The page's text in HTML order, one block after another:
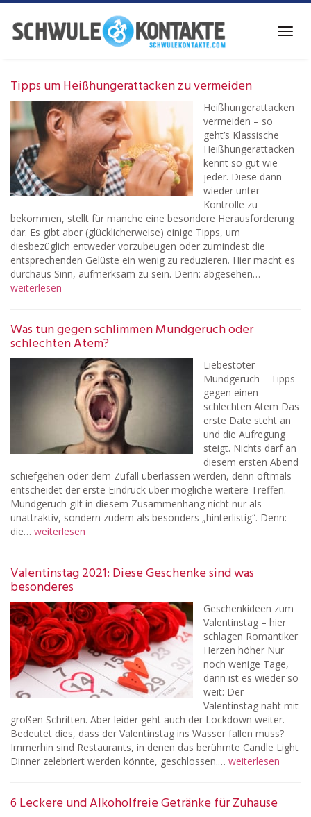
Skip
main
Tipps um Heißhungerattacken zu vermeiden
Heißhungerattacken
vermeiden – so
geht’s Klassische
Heißhungerattacken
kennt so gut wie
jeder. Diese dann
wieder unter
Kontrolle zu
bekommen, stellt für manche eine besondere Herausforderung
dar. Es gibt aber (glücklicherweise) einige Tipps, um
diesbezüglich entweder vorzubeugen oder zumindest die
entsprechenden Gelüste ein wenig zu reduzieren. Hier macht es
durchaus Sinn, aufmerksam zu sein. Denn: abgesehen…
weiterlesen
Was tun gegen schlimmen Mundgeruch oder
schlechten Atem?
Liebestöter
Mundgeruch – Tipps
gegen einen
schlechten Atem Das
erste Date steht an
und die Aufregung
steigt. Nichts darf an
diesem ersten Abend
schiefgehen oder dem Zufall überlassen werden, denn oftmals
entscheidet der erste Eindruck über mögliche weitere Treffen.
Mundgeruch gilt in diesem Zusammenhang nicht nur als
unattraktiv, sondern zudem als besonders „hinterlistig“. Denn:
die… weiterlesen
Valentinstag 2021: Diese Geschenke sind was
besonderes
Geschenkideen zum
Valentinstag – hier
schlagen Romantiker
Herzen höher Nur
noch wenige Tage,
dann ist es wieder so
weit: Der
Valentinstag naht mit
großen Schritten. Aber leider geht auch der Lockdown weiter.
Bedeutet dies, dass der Valentinstag ins Wasser fallen muss?
Immerhin sind Restaurants, in denen das berühmte Candle Light
Dinner zelebriert werden könnte, geschlossen.… weiterlesen
6 Leckere und Alkoholfreie Getränke für Zuhause